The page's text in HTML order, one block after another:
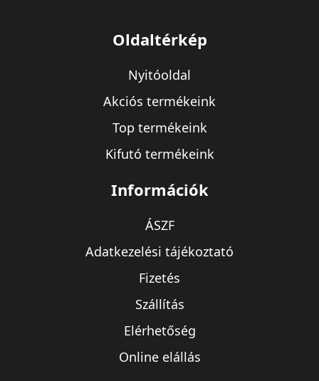
Oldaltérkép
Nyitóoldal
Akciós termékeink
Top termékeink
Kifutó termékeink
Információk
ÁSZF
Adatkezelési tájékoztató
Fizetés
Szállítás
Elérhetőség
Online elállás